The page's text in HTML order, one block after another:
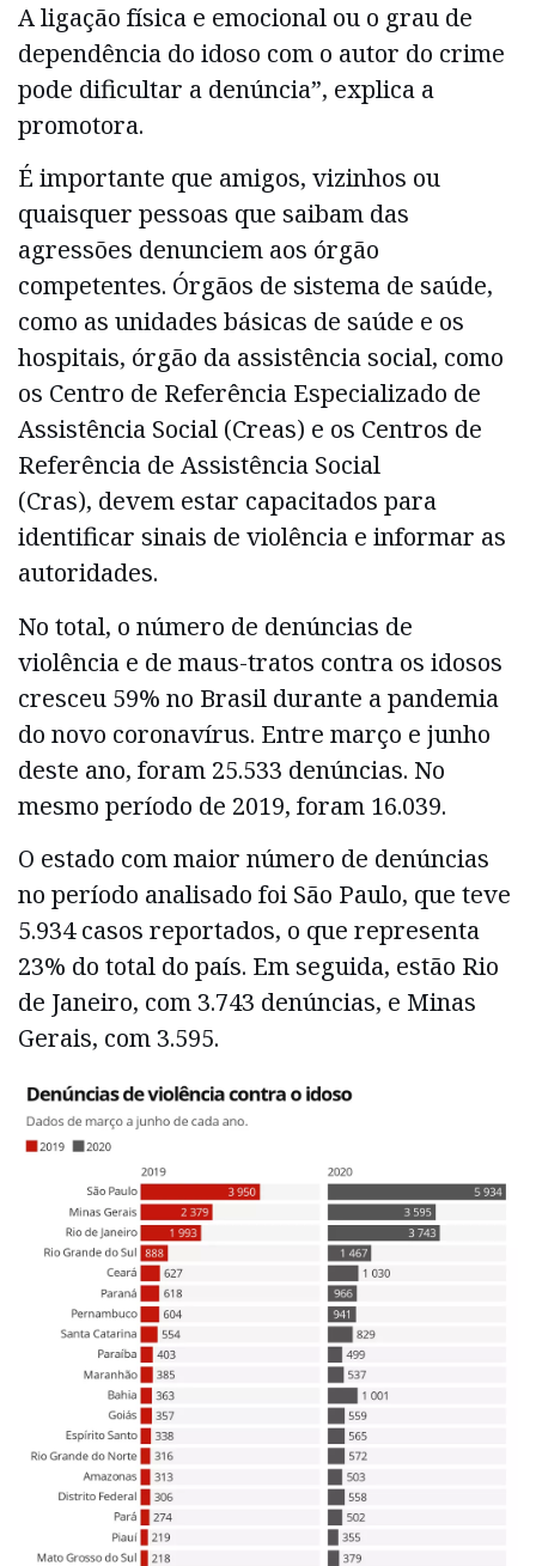
A ligação física e emocional ou o grau de
dependência do idoso com o autor do crime
pode dificultar a denúncia”, explica a
promotora.
É importante que amigos, vizinhos ou
quaisquer pessoas que saibam das
agressões denunciem aos órgão
competentes. Órgãos de sistema de saúde,
como as unidades básicas de saúde e os
hospitais, órgão da assistência social, como
os Centro de Referência Especializado de
Assistência Social (Creas) e os Centros de
Referência de Assistência Social
(Cras), devem estar capacitados para
identificar sinais de violência e informar as
autoridades.
No total, o número de denúncias de
violência e de maus-tratos contra os idosos
cresceu 59% no Brasil durante a pandemia
do novo coronavírus. Entre março e junho
deste ano, foram 25.533 denúncias. No
mesmo período de 2019, foram 16.039.
O estado com maior número de denúncias
no período analisado foi São Paulo, que teve
5.934 casos reportados, o que representa
23% do total do país. Em seguida, estão Rio
de Janeiro, com 3.743 denúncias, e Minas
Gerais, com 3.595.